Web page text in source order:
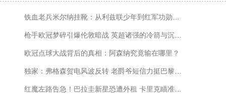
铁血老兵米尔纳挂靴：从利兹联少年到红军功勋的传奇人生
枪手欧冠梦碎引爆伦敦暗战 英超诸强的冷箭与沉默更伤人
欧冠点球大战背后的真相：阿森纳究竟输在哪里？
独家：弗格森贺电风波反转 老爵爷短信力挺巴黎"真足球"
红魔左路告急！巴拉圭新星恐遭外租 卡里克瞄准枪手超新星